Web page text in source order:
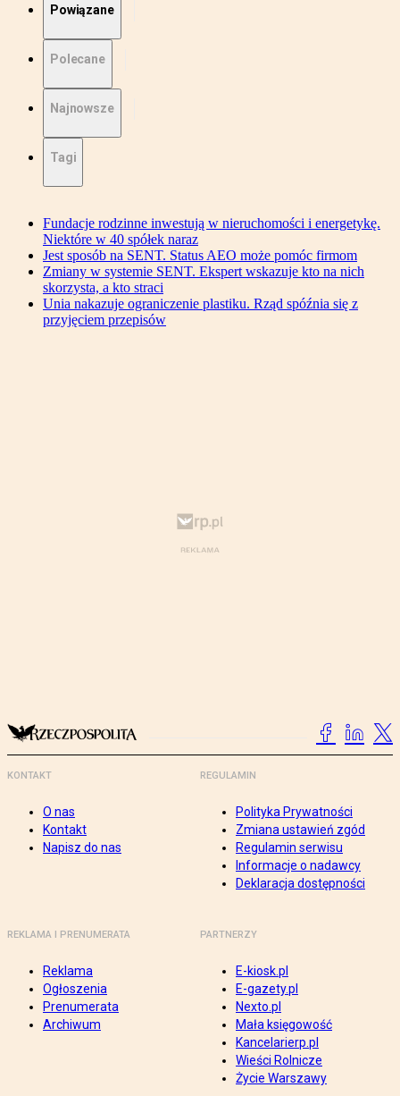
Powiązane
Polecane
Najnowsze
Tagi
Fundacje rodzinne inwestują w nieruchomości i energetykę.
Niektóre w 40 spółek naraz
Jest sposób na SENT. Status AEO może pomóc firmom
Zmiany w systemie SENT. Ekspert wskazuje kto na nich
skorzysta, a kto straci
Unia nakazuje ograniczenie plastiku. Rząd spóźnia się z
przyjęciem przepisów
KONTAKT
O nas
Kontakt
Napisz do nas
REGULAMIN
Polityka Prywatności
Zmiana ustawień zgód
Regulamin serwisu
Informacje o nadawcy
Deklaracja dostępności
REKLAMA I PRENUMERATA
Reklama
Ogłoszenia
Prenumerata
Archiwum
PARTNERZY
E-kiosk.pl
E-gazety.pl
Nexto.pl
Mała księgowość
Kancelarierp.pl
Wieści Rolnicze
Życie Warszawy